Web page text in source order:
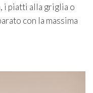
i piatti alla griglia o
con la massima